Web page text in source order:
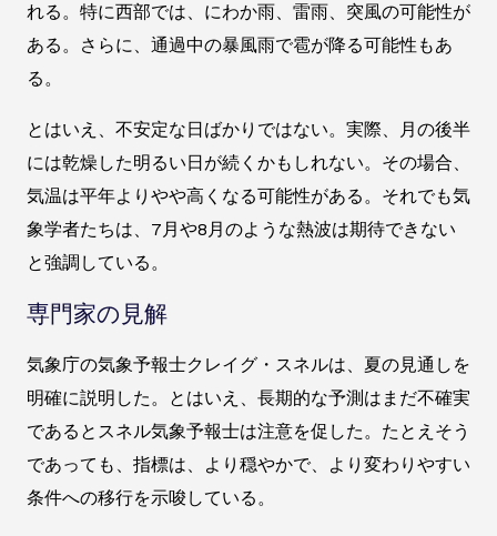
れる。特に西部では、にわか雨、雷雨、突風の可能性が
ある。さらに、通過中の暴風雨で雹が降る可能性もあ
る。
とはいえ、不安定な日ばかりではない。実際、月の後半
には乾燥した明るい日が続くかもしれない。その場合、
気温は平年よりやや高くなる可能性がある。それでも気
象学者たちは、7月や8月のような熱波は期待できない
と強調している。
専門家の見解
気象庁の気象予報士クレイグ・スネルは、夏の見通しを
明確に説明した。とはいえ、長期的な予測はまだ不確実
であるとスネル気象予報士は注意を促した。たとえそう
であっても、指標は、より穏やかで、より変わりやすい
条件への移行を示唆している。